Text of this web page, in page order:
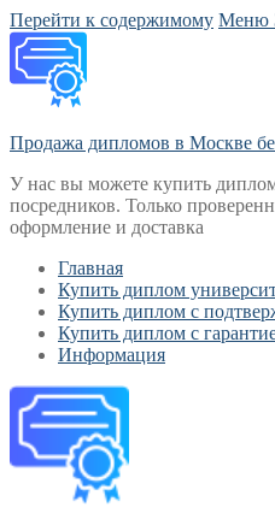
Перейти к содержимому Меню
Продажа дипломов в Москве
У нас вы можете купить
посредников. Только
оформление и доставка
Главная
Купить диплом
Купить диплом с
Купить диплом с
Информация